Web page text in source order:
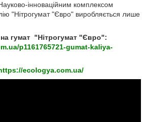
інноваційним комплексом
"Нітрогумат "Євро" виробляється лише
гумат "Нітрогумат "Євро":
p1161765721-gumat-kaliya-
ecologya.com.ua/